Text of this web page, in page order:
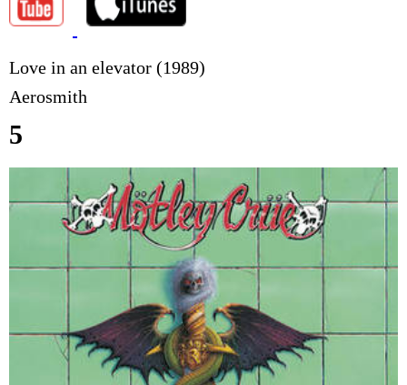
Love in an elevator (1989)
Aerosmith
5